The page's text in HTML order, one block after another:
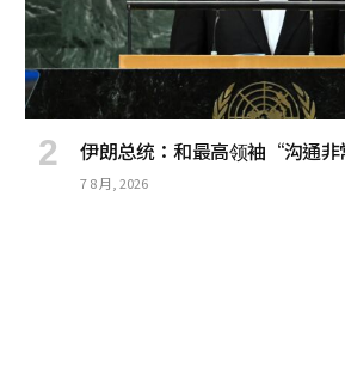
伊朗总统：和最高领袖“沟通非
7 8 月, 2026